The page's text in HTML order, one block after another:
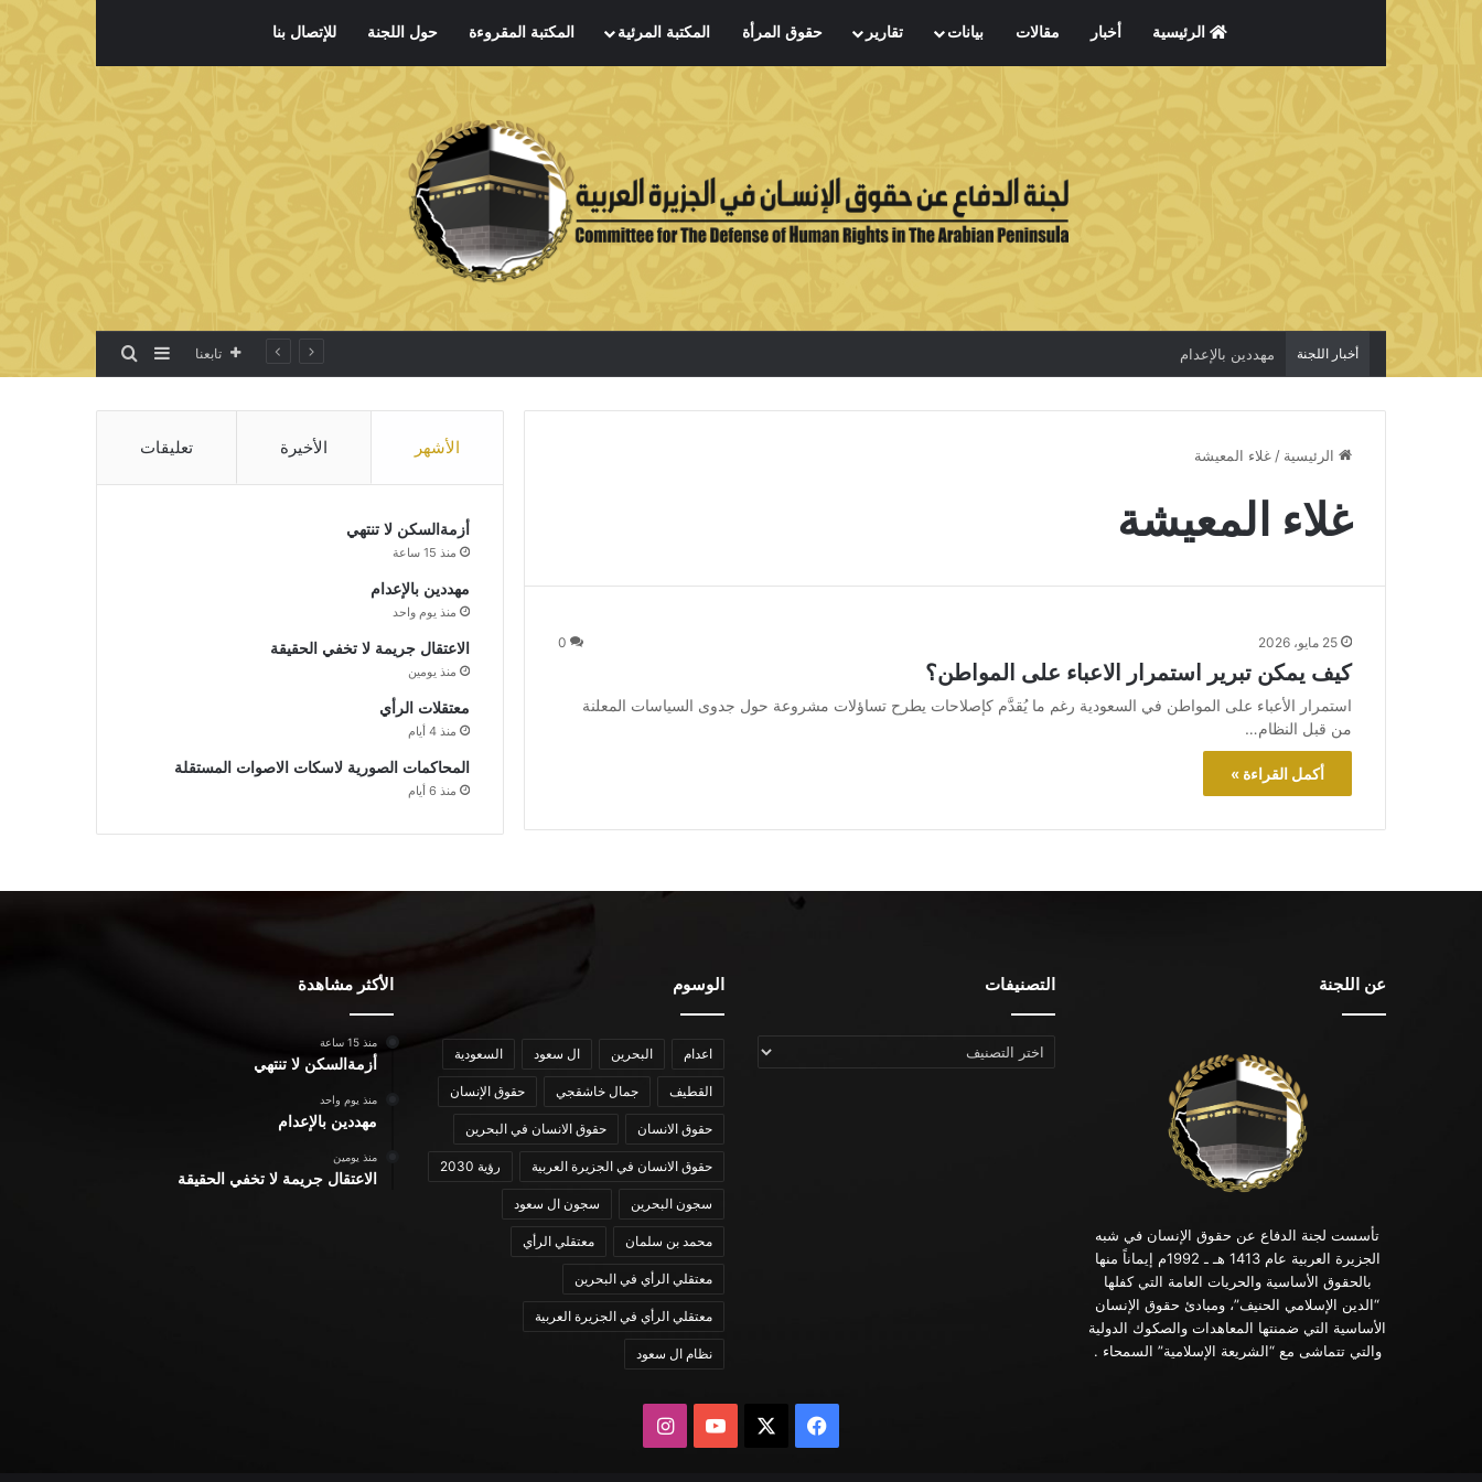
الرئيسية أخبار مقالات بيانات تقارير حقوق المرأة المكتبة المرئية المكتبة المقروءة حول اللجنة للإتصال بنا
أخبار اللجنة مهددين بالإعدام تابعنا إضافة عمود جانبي
بحث عن
الرئيسية / غلاء المعيشة
غلاء المعيشة
25 مايو، 2026 0
كيف يمكن تبرير استمرار الاعباء على المواطن؟
استمرار الأعباء على المواطن في السعودية رغم ما يُقدَّم كإصلاحات يطرح تساؤلات مشروعة حول جدوى السياسات المعلنة
من قبل النظام…
أكمل القراءة »
الأشهر الأخيرة تعليقات
أزمةالسكن لا تنتهي
منذ 15 ساعة
مهددين بالإعدام
منذ يوم واحد
الاعتقال جريمة لا تخفي الحقيقة
منذ يومين
معتقلات الرأي
منذ 4 أيام
المحاكمات الصورية لاسكات الاصوات المستقلة
منذ 6 أيام
عن اللجنة
تأسست لجنة الدفاع عن حقوق الإنسان في شبه
الجزيرة العربية عام 1413 هـ ـ 1992م إيماناً منها
بالحقوق الأساسية والحريات العامة التي كفلها
“الدين الإسلامي الحنيف”، ومبادئ حقوق الإنسان
الأساسية التي ضمنتها المعاهدات والصكوك الدولية
والتي تتماشى مع “الشريعة الإسلامية” السمحاء .
التصنيفات
التصنيفات
الوسوم
اعدام البحرين ال سعود السعودية
القطيف جمال خاشقجي حقوق الإنسان
حقوق الانسان حقوق الانسان في البحرين
حقوق الانسان في الجزيرة العربية رؤية 2030
سجون البحرين سجون ال سعود
محمد بن سلمان معتقلي الرأي
معتقلي الرأي في البحرين
معتقلي الرأي في الجزيرة العربية
نظام ال سعود
الأكثر مشاهدة
منذ 15 ساعة
أزمةالسكن لا تنتهي
منذ يوم واحد
مهددين بالإعدام
منذ يومين
الاعتقال جريمة لا تخفي الحقيقة
فيسبوك يوتيوبانستقرام